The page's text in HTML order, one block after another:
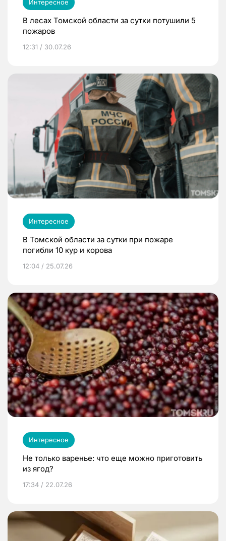
Интересное
В лесах Томской области за сутки потушили 5
пожаров
12:31 / 30.07.26
Интересное
В Томской области за сутки при пожаре
погибли 10 кур и корова
12:04 / 25.07.26
Интересное
Не только варенье: что еще можно приготовить
из ягод?
17:34 / 22.07.26